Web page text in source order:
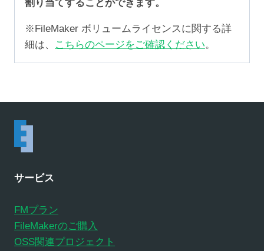
割り当てすることができます。
※FileMaker ボリュームライセンスに関する詳
細は、
こちらのページをご確認ください。
サービス
FMプラン
FileMakerのご購入
OSS関連プロジェクト